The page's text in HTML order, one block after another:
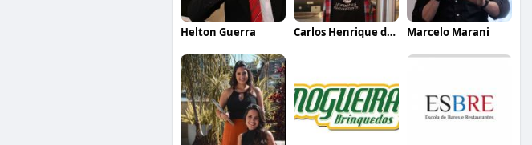
Helton Guerra Carlos Henrique de Faria Vasconcelos Marcelo Marani